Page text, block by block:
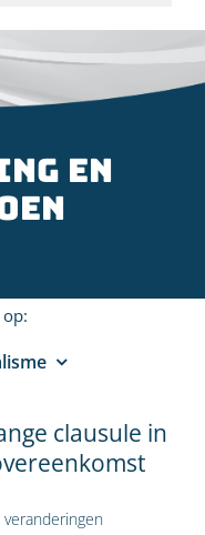
en
clausule in